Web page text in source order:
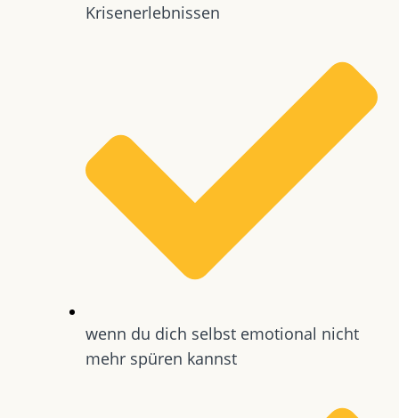
Krisenerlebnissen
wenn du dich selbst emotional nicht
mehr spüren kannst